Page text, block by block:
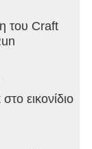
του Craft
εικονίδιο